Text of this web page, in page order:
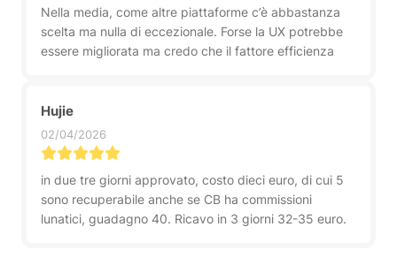
Nella media, come altre piattaforme c’è abbastanza
scelta ma nulla di eccezionale. Forse la UX potrebbe
essere migliorata ma credo che il fattore efficienza
Hujie
02/04/2026
in due tre giorni approvato, costo dieci euro, di cui 5
sono recuperabile anche se CB ha commissioni
lunatici, guadagno 40. Ricavo in 3 giorni 32-35 euro.